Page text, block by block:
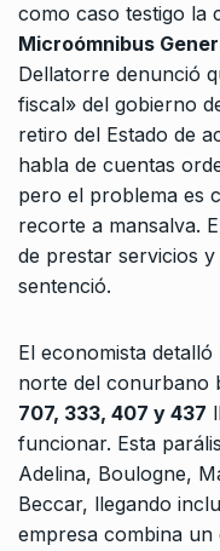
como caso testigo la
Microómnibus
Dellatorre denunció
fiscal» del gobierno
retiro del Estado de
habla de cuentas
pero el problema es
recorte a mansalva.
de prestar servicios y
sentenció.
El economista
norte del conurbano
707, 333, 407 y 437
funcionar. Esta
Adelina, Boulogne,
Beccar, llegando
empresa combina un